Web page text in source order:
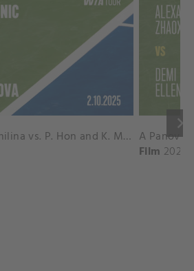
keyboard_arrow_right
A. Krunic and A. Danilina vs. P. Hon and K. Muchova Match Highlights - BEIJING_Capital Group Diamond ( October 02, 2025)
Film 2026